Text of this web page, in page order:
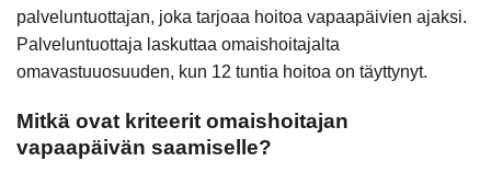
palveluntuottajan, joka tarjoaa hoitoa vapaapäivien ajaksi.
Palveluntuottaja laskuttaa omaishoitajalta
omavastuuosuuden, kun 12 tuntia hoitoa on täyttynyt.
Mitkä ovat kriteerit omaishoitajan
vapaapäivän saamiselle?